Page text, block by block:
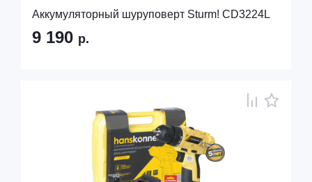
Аккумуляторный шуруповерт Sturm! CD3224L
9 190 р.